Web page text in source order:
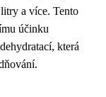
a více. Tento
účinku
která